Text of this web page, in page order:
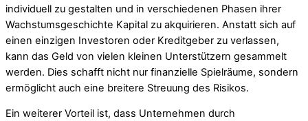
individuell zu gestalten und in verschiedenen Phasen ihrer
Wachstumsgeschichte Kapital zu akquirieren. Anstatt sich auf
einen einzigen Investoren oder Kreditgeber zu verlassen,
kann das Geld von vielen kleinen Unterstützern gesammelt
werden. Dies schafft nicht nur finanzielle Spielräume, sondern
ermöglicht auch eine breitere Streuung des Risikos.
Ein weiterer Vorteil ist, dass Unternehmen durch